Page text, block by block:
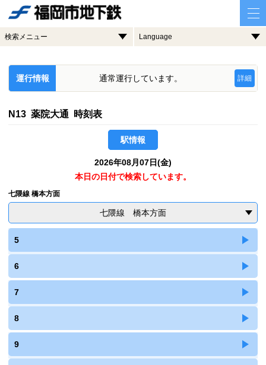
検索メニュー Language
運行情報 通常運行しています。 詳細
N13 薬院大通 時刻表
駅情報
2026年08月07日(金)
本日の日付で検索しています。
七隈線 橋本方面
七隈線 橋本方面
5
6
7
8
9